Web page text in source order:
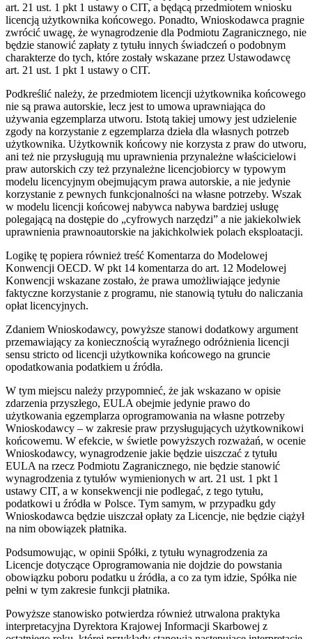
art. 21 ust. 1 pkt 1 ustawy o CIT, a będącą przedmiotem wniosku
licencją użytkownika końcowego. Ponadto, Wnioskodawca pragnie
zwrócić uwagę, że wynagrodzenie dla Podmiotu Zagranicznego, nie
będzie stanowić zapłaty z tytułu innych świadczeń o podobnym
charakterze do tych, które zostały wskazane przez Ustawodawcę
art. 21 ust. 1 pkt 1 ustawy o CIT.
Podkreślić należy, że przedmiotem licencji użytkownika końcowego
nie są prawa autorskie, lecz jest to umowa uprawniająca do
używania egzemplarza utworu. Istotą takiej umowy jest udzielenie
zgody na korzystanie z egzemplarza dzieła dla własnych potrzeb
użytkownika. Użytkownik końcowy nie korzysta z praw do utworu,
ani też nie przysługują mu uprawnienia przynależne właścicielowi
praw autorskich czy też przynależne licencjobiorcy w typowym
modelu licencyjnym obejmującym prawa autorskie, a nie jedynie
korzystanie z pewnych funkcjonalności na własne potrzeby. Wszak
w modelu licencji końcowej nabywca nabywa bardziej usługę
polegającą na dostępie do „cyfrowych narzędzi” a nie jakiekolwiek
uprawnienia prawnoautorskie na jakichkolwiek polach eksploatacji.
Logikę tę popiera również treść Komentarza do Modelowej
Konwencji OECD. W pkt 14 komentarza do art. 12 Modelowej
Konwencji wskazane zostało, że prawa umożliwiające jedynie
faktyczne korzystanie z programu, nie stanowią tytułu do naliczania
opłat licencyjnych.
Zdaniem Wnioskodawcy, powyższe stanowi dodatkowy argument
przemawiający za koniecznością wyraźnego odróżnienia licencji
sensu stricto od licencji użytkownika końcowego na gruncie
opodatkowania podatkiem u źródła.
W tym miejscu należy przypomnieć, że jak wskazano w opisie
zdarzenia przyszłego, EULA obejmie jedynie prawo do
użytkowania egzemplarza oprogramowania na własne potrzeby
Wnioskodawcy – w zakresie praw przysługujących użytkownikowi
końcowemu. W efekcie, w świetle powyższych rozważań, w ocenie
Wnioskodawcy, wynagrodzenie jakie będzie uiszczać z tytułu
EULA na rzecz Podmiotu Zagranicznego, nie będzie stanowić
wynagrodzenia z tytułów wymienionych w art. 21 ust. 1 pkt 1
ustawy CIT, a w konsekwencji nie podlegać, z tego tytułu,
podatkowi u źródła w Polsce. Tym samym, w przypadku gdy
Wnioskodawca będzie uiszczał opłaty za Licencje, nie będzie ciążył
na nim obowiązek płatnika.
Podsumowując, w opinii Spółki, z tytułu wynagrodzenia za
Licencje dotyczące Oprogramowania nie dojdzie do powstania
obowiązku poboru podatku u źródła, a co za tym idzie, Spółka nie
pełni w tym zakresie funkcji płatnika.
Powyższe stanowisko potwierdza również utrwalona praktyka
interpretacyjna Dyrektora Krajowej Informacji Skarbowej z